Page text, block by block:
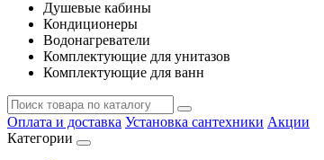
Душевые кабины
Кондиционеры
Водонагреватели
Комплектующие для унитазов
Комплектующие для ванн
Оплата и доставка Установка сантехники Акции
Категории